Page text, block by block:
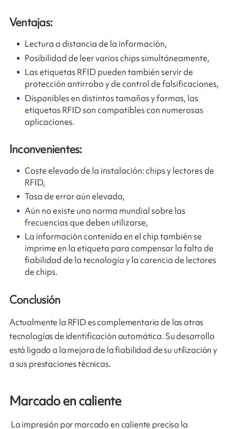
Ventajas:
Lectura a distancia de la información,
Posibilidad de leer varios chips simultáneamente,
Las etiquetas RFID pueden también servir de
protección antirrobo y de control de falsificaciones,
Disponibles en distintos tamaños y formas, las
etiquetas RFID son compatibles con numerosas
aplicaciones.
Inconvenientes:
Coste elevado de la instalación: chips y lectores de
RFID,
Tasa de error aún elevada,
Aún no existe una norma mundial sobre las
frecuencias que deben utilizarse,
La información contenida en el chip también se
imprime en la etiqueta para compensar la falta de
fiabilidad de la tecnología y la carencia de lectores
de chips.
Conclusión
Actualmente la RFID es complementaria de las otras
tecnologías de identificación automática. Su desarrollo
está ligado a la mejora de la fiabilidad de su utilización y
a sus prestaciones técnicas.
Marcado en caliente
La impresión por marcado en caliente precisa la